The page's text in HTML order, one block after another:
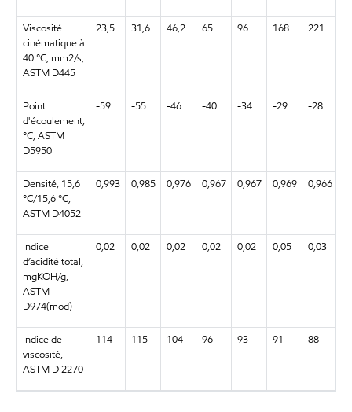
Viscosité
cinématique à
40 °C, mm2/s,
ASTM D445
23,5 31,6 46,2 65 96 168 221
Point
d'écoulement,
°C, ASTM
D5950
-59 -55 -46 -40 -34 -29 -28
Densité, 15,6
°C/15,6 °C,
ASTM D4052
0,993 0,985 0,976 0,967 0,967 0,969 0,966
Indice
d’acidité total,
mgKOH/g,
ASTM
D974(mod)
0,02 0,02 0,02 0,02 0,02 0,05 0,03
Indice de
viscosité,
ASTM D 2270
114 115 104 96 93 91 88